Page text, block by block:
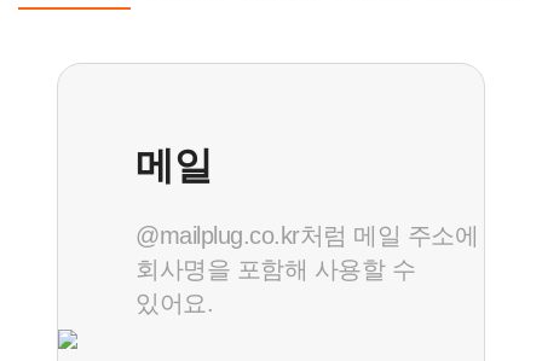
메일
@mailplug.co.kr처럼 메일 주소에
회사명을 포함해 사용할 수
있어요.